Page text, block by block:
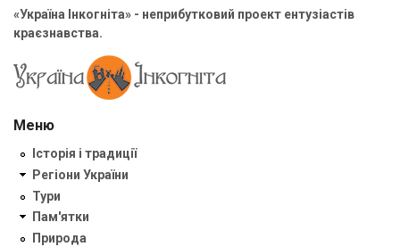
«Україна Інкогніта» - неприбутковий проект ентузіастів
краєзнавства.
Меню
Історія і традиції
Регіони України
Тури
Пам'ятки
Природа